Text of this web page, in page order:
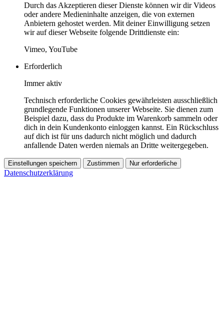
Durch das Akzeptieren dieser Dienste können wir dir Videos
oder andere Medieninhalte anzeigen, die von externen
Anbietern gehostet werden. Mit deiner Einwilligung setzen
wir auf dieser Webseite folgende Drittdienste ein:
Vimeo, YouTube
Erforderlich
Immer aktiv
Technisch erforderliche Cookies gewährleisten ausschließlich
grundlegende Funktionen unserer Webseite. Sie dienen zum
Beispiel dazu, dass du Produkte im Warenkorb sammeln oder
dich in dein Kundenkonto einloggen kannst. Ein Rückschluss
auf dich ist für uns dadurch nicht möglich und dadurch
anfallende Daten werden niemals an Dritte weitergegeben.
Einstellungen speichern Zustimmen Nur erforderliche
Datenschutzerklärung